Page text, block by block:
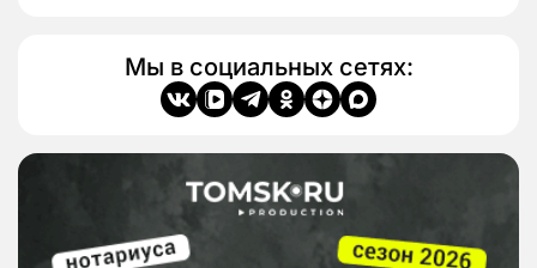
Мы в социальных сетях: